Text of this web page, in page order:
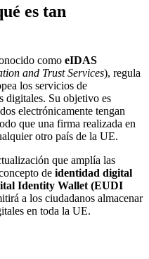
es tan
como eIDAS
and Trust Services), regula
los servicios de
digitales. Su objetivo es
electrónicamente tengan
que una firma realizada en
otro país de la UE.
que amplía las
de identidad digital
Identity Wallet (EUDI
a los ciudadanos almacenar
en toda la UE.